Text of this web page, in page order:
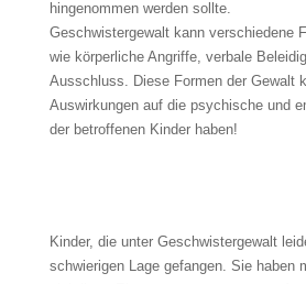
hingenommen werden sollte.
Geschwistergewalt kann verschiedene
wie körperliche Angriffe, verbale
Ausschluss. Diese Formen der Gewalt
Auswirkungen auf die psychische und
der betroffenen Kinder haben!
Kinder, die unter Geschwistergewalt
schwierigen Lage gefangen. Sie haben